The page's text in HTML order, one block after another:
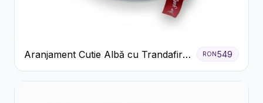
Aranjament Cutie Albă cu Trandafiri
Roșii și Raffaello
RON 549